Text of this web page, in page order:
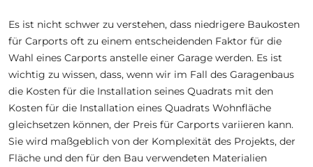
Es ist nicht schwer zu verstehen, dass niedrigere Baukosten
für Carports oft zu einem entscheidenden Faktor für die
Wahl eines Carports anstelle einer Garage werden. Es ist
wichtig zu wissen, dass, wenn wir im Fall des Garagenbaus
die Kosten für die Installation seines Quadrats mit den
Kosten für die Installation eines Quadrats Wohnfläche
gleichsetzen können, der Preis für Carports variieren kann.
Sie wird maßgeblich von der Komplexität des Projekts, der
Fläche und den für den Bau verwendeten Materialien